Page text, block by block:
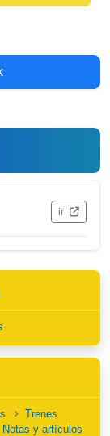
ir
Trenes
Notas y artículos